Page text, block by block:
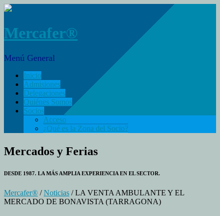
Mercafer®
Menú General
Inicio
Admisiones
Delegaciones
Quiénes Somos
Socios
Acceso
¿Qué es la Zona del Socio?
Mercados y Ferias
DESDE 1987. LA MÁS AMPLIA EXPERIENCIA EN EL SECTOR.
Mercafer® /Noticias / LA VENTA AMBULANTE Y EL
MERCADO DE BONAVISTA (TARRAGONA)